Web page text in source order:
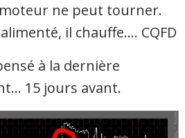
ne peut tourner.
il chauffe…. CQFD
à la dernière
15 jours avant.